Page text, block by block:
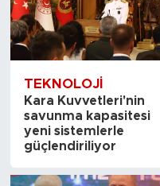
TEKNOLOJI
Kara Kuvvetleri'nin
savunma kapasitesi
yeni sistemlerle
güçlendiriliyor